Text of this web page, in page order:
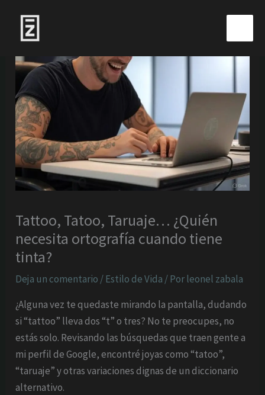
contenido
Tattoo, Tatoo, Taruaje… ¿Quién
necesita ortografía cuando tiene
tinta?
Deja un comentario /Estilo de Vida / Porleonel zabala
¿Alguna vez te quedaste mirando la pantalla, dudando
si “tattoo” lleva dos “t” o tres? No te preocupes, no
estás solo. Revisando las búsquedas que traen gente a
mi perfil de Google, encontré joyas como “tatoo”,
“taruaje” y otras variaciones dignas de un diccionario
alternativo.